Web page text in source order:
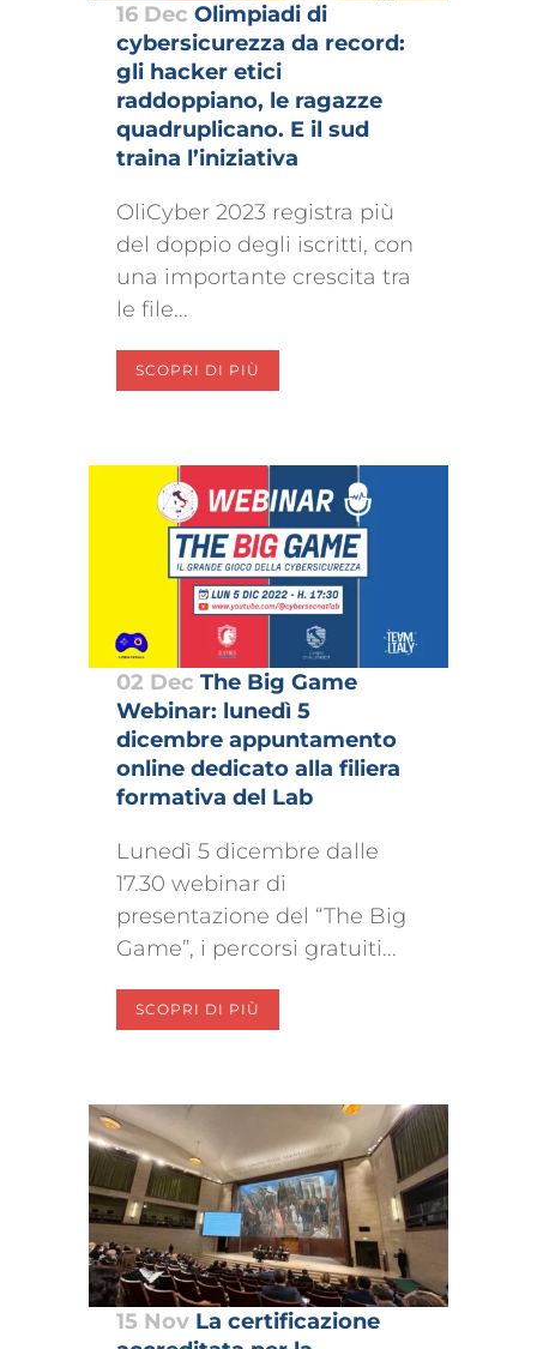
16 Dec Olimpiadi di
cybersicurezza da record:
gli hacker etici
raddoppiano, le ragazze
quadruplicano. E il sud
traina l’iniziativa
OliCyber 2023 registra più
del doppio degli iscritti, con
una importante crescita tra
le file...
SCOPRI DI PIÙ
02 Dec The Big Game
Webinar: lunedì 5
dicembre appuntamento
online dedicato alla filiera
formativa del Lab
Lunedì 5 dicembre dalle
17.30 webinar di
presentazione del “The Big
Game”, i percorsi gratuiti...
SCOPRI DI PIÙ
15 Nov La certificazione